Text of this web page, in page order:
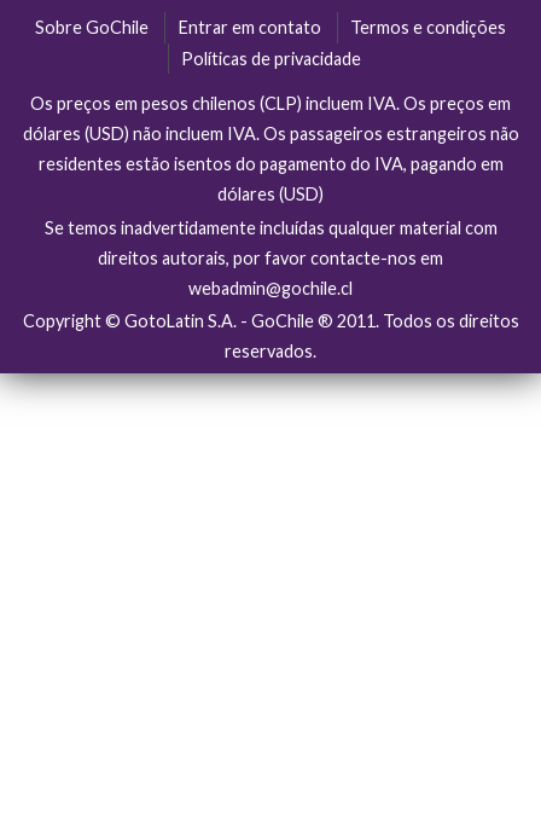
Sobre GoChile Entrar em contato
Termos e condições
Políticas de privacidade
Os preços em pesos chilenos (CLP) incluem IVA. Os preços em
dólares (USD) não incluem IVA. Os passageiros estrangeiros não
residentes estão isentos do pagamento do IVA, pagando em
dólares (USD)
Se temos inadvertidamente incluídas qualquer material com
direitos autorais, por favor contacte-nos em
webadmin@gochile.cl
Copyright © GotoLatin S.A. - GoChile ® 2011. Todos os direitos
reservados.